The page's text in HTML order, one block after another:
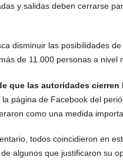
y salidas deben cerrarse
disminuir las posibilidades
de 11.000 personas a nivel
que las autoridades cierren
página de Facebook del
como una medida
todos coincidieron en
algunos que justificaron su